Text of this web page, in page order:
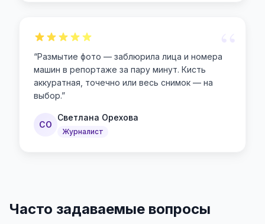
“
“Размытие фото — заблюрила лица и номера
машин в репортаже за пару минут. Кисть
аккуратная, точечно или весь снимок — на
выбор.”
СО
Светлана Орехова
Журналист
Часто задаваемые вопросы